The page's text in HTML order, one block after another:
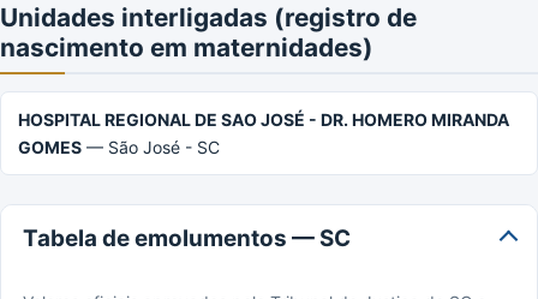
Unidades interligadas (registro de
nascimento em maternidades)
HOSPITAL REGIONAL DE SAO JOSÉ - DR. HOMERO MIRANDA
GOMES — São José - SC
Tabela de emolumentos — SC